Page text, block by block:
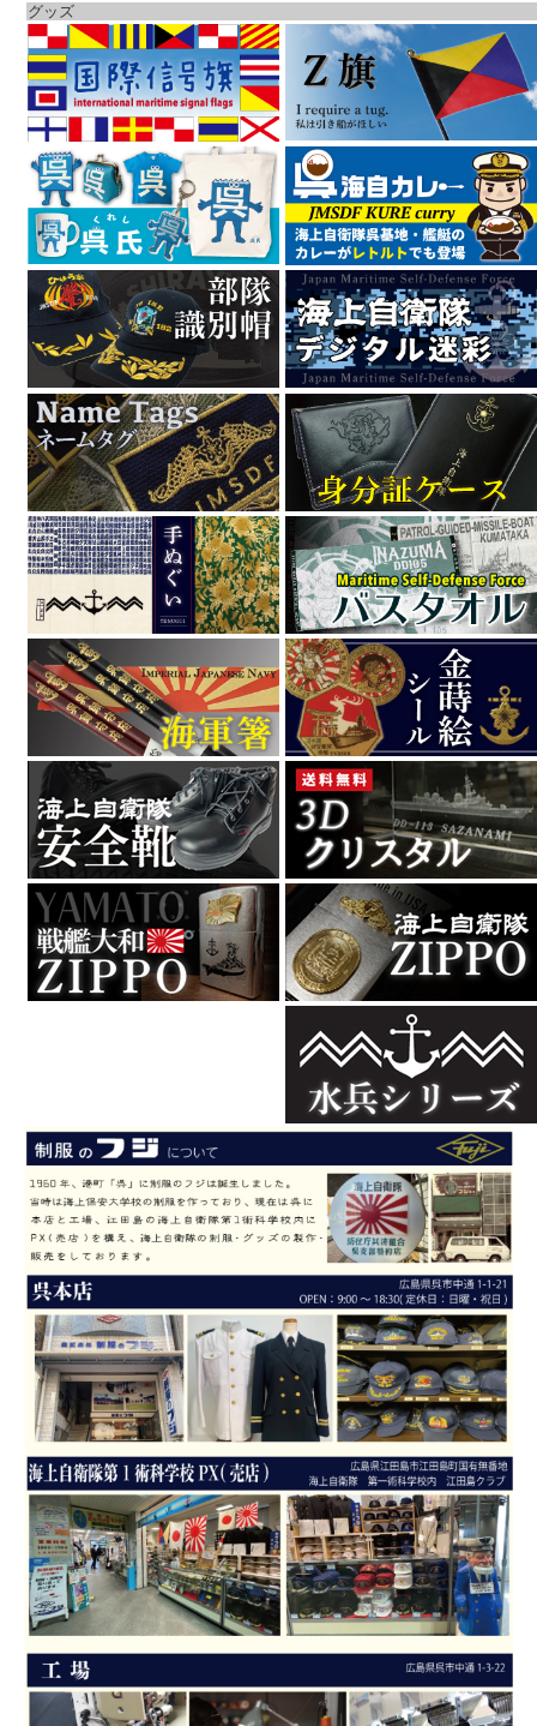
グッズ